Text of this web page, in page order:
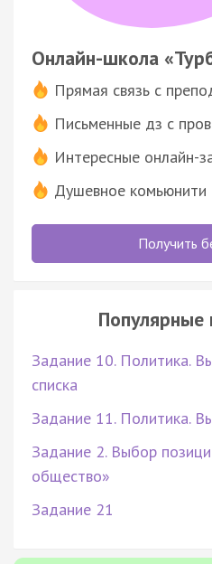
Онлайн-школа
Прямая связь с
Письменные дз с
Интересные онлайн-
Душевное комьюнити
Получить
Популярные
Задание 10. Политика.
списка
Задание 11. Политика.
Задание 2. Выбор
общество»
Задание 21